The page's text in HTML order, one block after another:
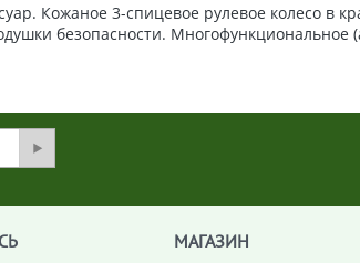
Кожаное 3-спицевое рулевое колесо в
безопасности. Многофункциональное
МАГАЗИН